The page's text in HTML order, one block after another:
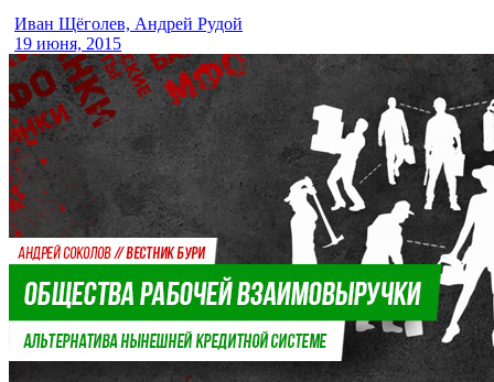
Иван Щёголев, Андрей Рудой
19 июня, 2015